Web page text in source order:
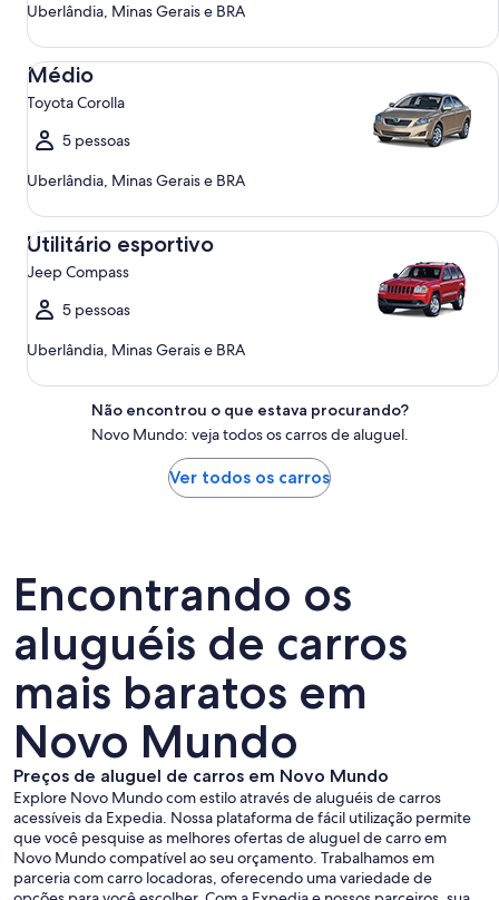
Uberlândia, Minas Gerais e BRA
Médio
Toyota Corolla
5 pessoas
Uberlândia, Minas Gerais e BRA
Médio Toyota Corolla
Utilitário esportivo
Jeep Compass
5 pessoas
Uberlândia, Minas Gerais e BRA
Utilitário esportivo Jeep Compass
Não encontrou o que estava procurando?
Novo Mundo: veja todos os carros de aluguel.
Ver todos os carros
Encontrando os
aluguéis de carros
mais baratos em
Novo Mundo
Preços de aluguel de carros em Novo Mundo
Explore Novo Mundo com estilo através de aluguéis de carros
acessíveis da Expedia. Nossa plataforma de fácil utilização permite
que você pesquise as melhores ofertas de aluguel de carro em
Novo Mundo compatível ao seu orçamento. Trabalhamos em
parceria com carro locadoras, oferecendo uma variedade de